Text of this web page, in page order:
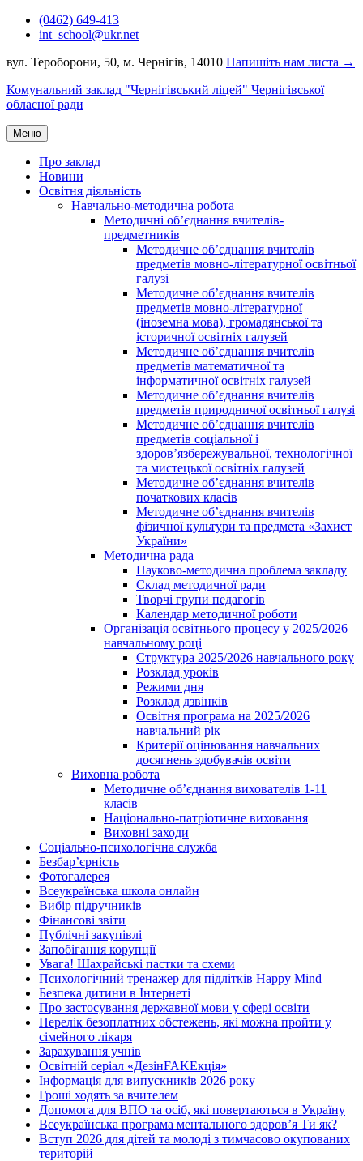
Перейти(0462) 649-413
int_school@ukr.net
вул. Тероборони, 50, м. Чернігів, 14010 Напишіть нам листа →
Комунальний заклад "Чернігівський ліцей" Чернігівської
обласної ради
Меню
Про заклад
Новини
Освітня діяльність
Навчально-методична робота
Методичні об’єднання вчителів-
предметників
Методичне об’єднання вчителів
предметів мовно-літературної освітньої
галузі
Методичне об’єднання вчителів
предметів мовно-літературної
(іноземна мова), громадянської та
історичної освітніх галузей
Методичне об’єднання вчителів
предметів математичної та
інформатичної освітніх галузей
Методичне об’єднання вчителів
предметів природничої освітньої галузі
Методичне об’єднання вчителів
предметів соціальної і
здоров’язбережувальної, технологічної
та мистецької освітніх галузей
Методичне об’єднання вчителів
початкових класів
Методичне об’єднання вчителів
фізичної культури та предмета «Захист
України»
Методична рада
Науково-методична проблема закладу
Склад методичної ради
Творчі групи педагогів
Календар методичної роботи
Організація освітнього процесу у 2025/2026
навчальному році
Структура 2025/2026 навчального року
Розклад уроків
Режими дня
Розклад дзвінків
Освітня програма на 2025/2026
навчальний рік
Критерії оцінювання навчальних
досягнень здобувачів освіти
Виховна робота
Методичне об’єднання вихователів 1-11
класів
Національно-патріотичне виховання
Виховні заходи
Соціально-психологічна служба
Безбар’єрність
Фотогалерея
Всеукраїнська школа онлайн
Вибір підручників
Фінансові звіти
Публічні закупівлі
Запобігання корупції
Увага! Шахрайські пастки та схеми
Психологічний тренажер для підлітків Happy Mind
Безпека дитини в Інтернеті
Про застосування державної мови у сфері освіти
Перелік безоплатних обстежень, які можна пройти у
сімейного лікаря
Зарахування учнів
Освітній серіал «ДезінFAKEкція»
Інформація для випускників 2026 року
Гроші ходять за вчителем
Допомога для ВПО та осіб, які повертаються в Україну
Всеукраїнська програма ментального здоров’я Ти як?
Вступ 2026 для дітей та молоді з тимчасово окупованих
територій